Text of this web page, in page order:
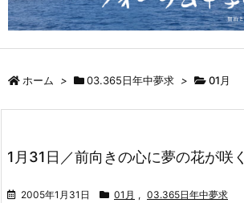
ホーム > 03.365日年中夢求 > 01月
1月31日／前向きの心に夢の花が咲く
2005年1月31日 01月 , 03.365日年中夢求